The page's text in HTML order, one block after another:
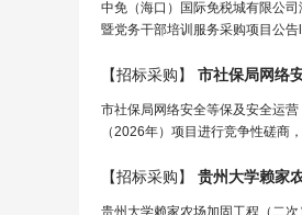
中免（海口）国际免税城有限公
暨党务干部培训服务采购项目公
【招标采购】 市社保局网络
市社保局网络安全等保及安全运
（2026年）项目进行竞争性磋商
【招标采购】 贵州大学赖家
贵州大学赖家农场加固工程（二